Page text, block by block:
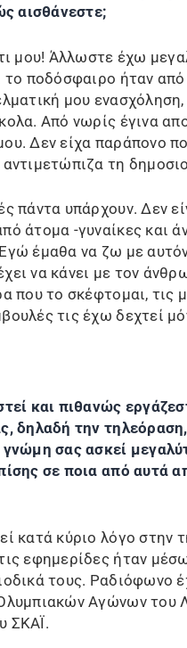
αισθάνεστε;
μου! Άλλωστε έχω
το ποδόσφαιρο ήταν
μου
Από νωρίς έγινα
Δεν είχα παράπονο
τη
πάντα υπάρχουν. Δεν
άτομα -γυναίκες και
έμαθα να ζω με
να κάνει με τον
που το σκέφτομαι, τις
τις έχω δεχτεί
και πιθανώς
δηλαδή την
σας ασκεί
σε ποια από αυτά
κατά κύριο λόγο στην
εφημερίδες ήταν
τους. Ραδιόφωνο
Αγώνων του
ΣΚΑΪ.